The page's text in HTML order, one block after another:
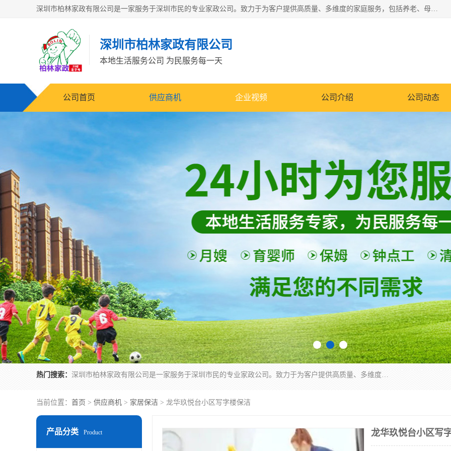
深圳市柏林家政有限公司是一家服务于深圳市民的专业家政公司。致力于为客户提供高质量、多维度的家庭服务，包括养老、母婴、月嫂育婴早教、康复理疗、家电清洗和保洁等方面的专业服务。
深圳市柏林家政有限公司
本地生活服务公司 为民服务每一天
公司首页 供应商机 企业视频 公司介绍 公司动态
热门搜索： 深圳市柏林家政有限公司是一家服务于深圳市民的专业家政公司。致力于为客户提供高质量、多维度的家庭服务，包括养老、母婴、月嫂育婴早教、康复理疗、家电清洗和保洁等方面的专业服务。
当前位置： 首页 > 供应商机 > 家居保洁 > 龙华玖悦台小区写字楼保洁
产品分类 Product 龙华玖悦台小区写